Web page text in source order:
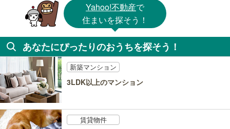
Yahoo!不動産で
住まいを探そう！
あなたにぴったりのおうちを探そう！
新築マンション
3LDK以上のマンション
賃貸物件